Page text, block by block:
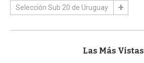
Selección Sub 20 de Uruguay
Las Más Vistas